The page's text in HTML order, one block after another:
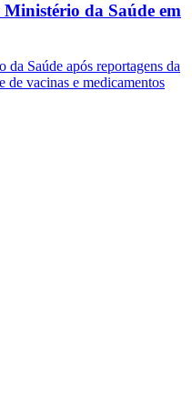
da Saúde em
Saúde após reportagens da
de vacinas e medicamentos